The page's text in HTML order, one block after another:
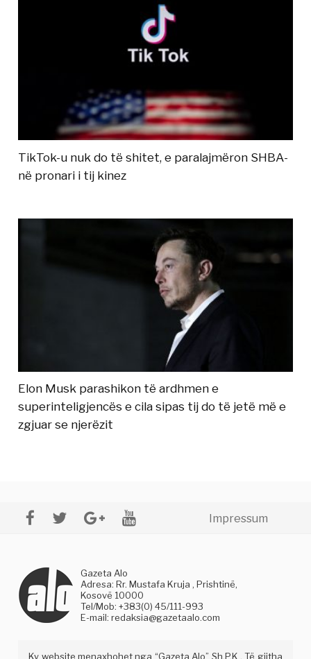
TikTok-u nuk do të shitet, e paralajmëron SHBA-
në pronari i tij kinez
Elon Musk parashikon të ardhmen e
superinteligjencës e cila sipas tij do të jetë më e
zgjuar se njerëzit
Impressum
Gazeta Alo
Adresa: Rr. Mustafa Kruja , Prishtinë,
Kosovë 10000
Tel/Mob: +383(0) 45/111-993
E-mail:redaksia@gazetaalo.com
Ky website menaxhohet nga “Gazeta Alo” Sh.P.K . Të gjitha